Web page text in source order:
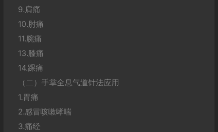
9.肩痛
10.肘痛
11.腕痛
13.膝痛
14.踝痛
（二）手掌全息气道针法应用
1.胃痛
2.感冒咳嗽哮喘
3.痛经